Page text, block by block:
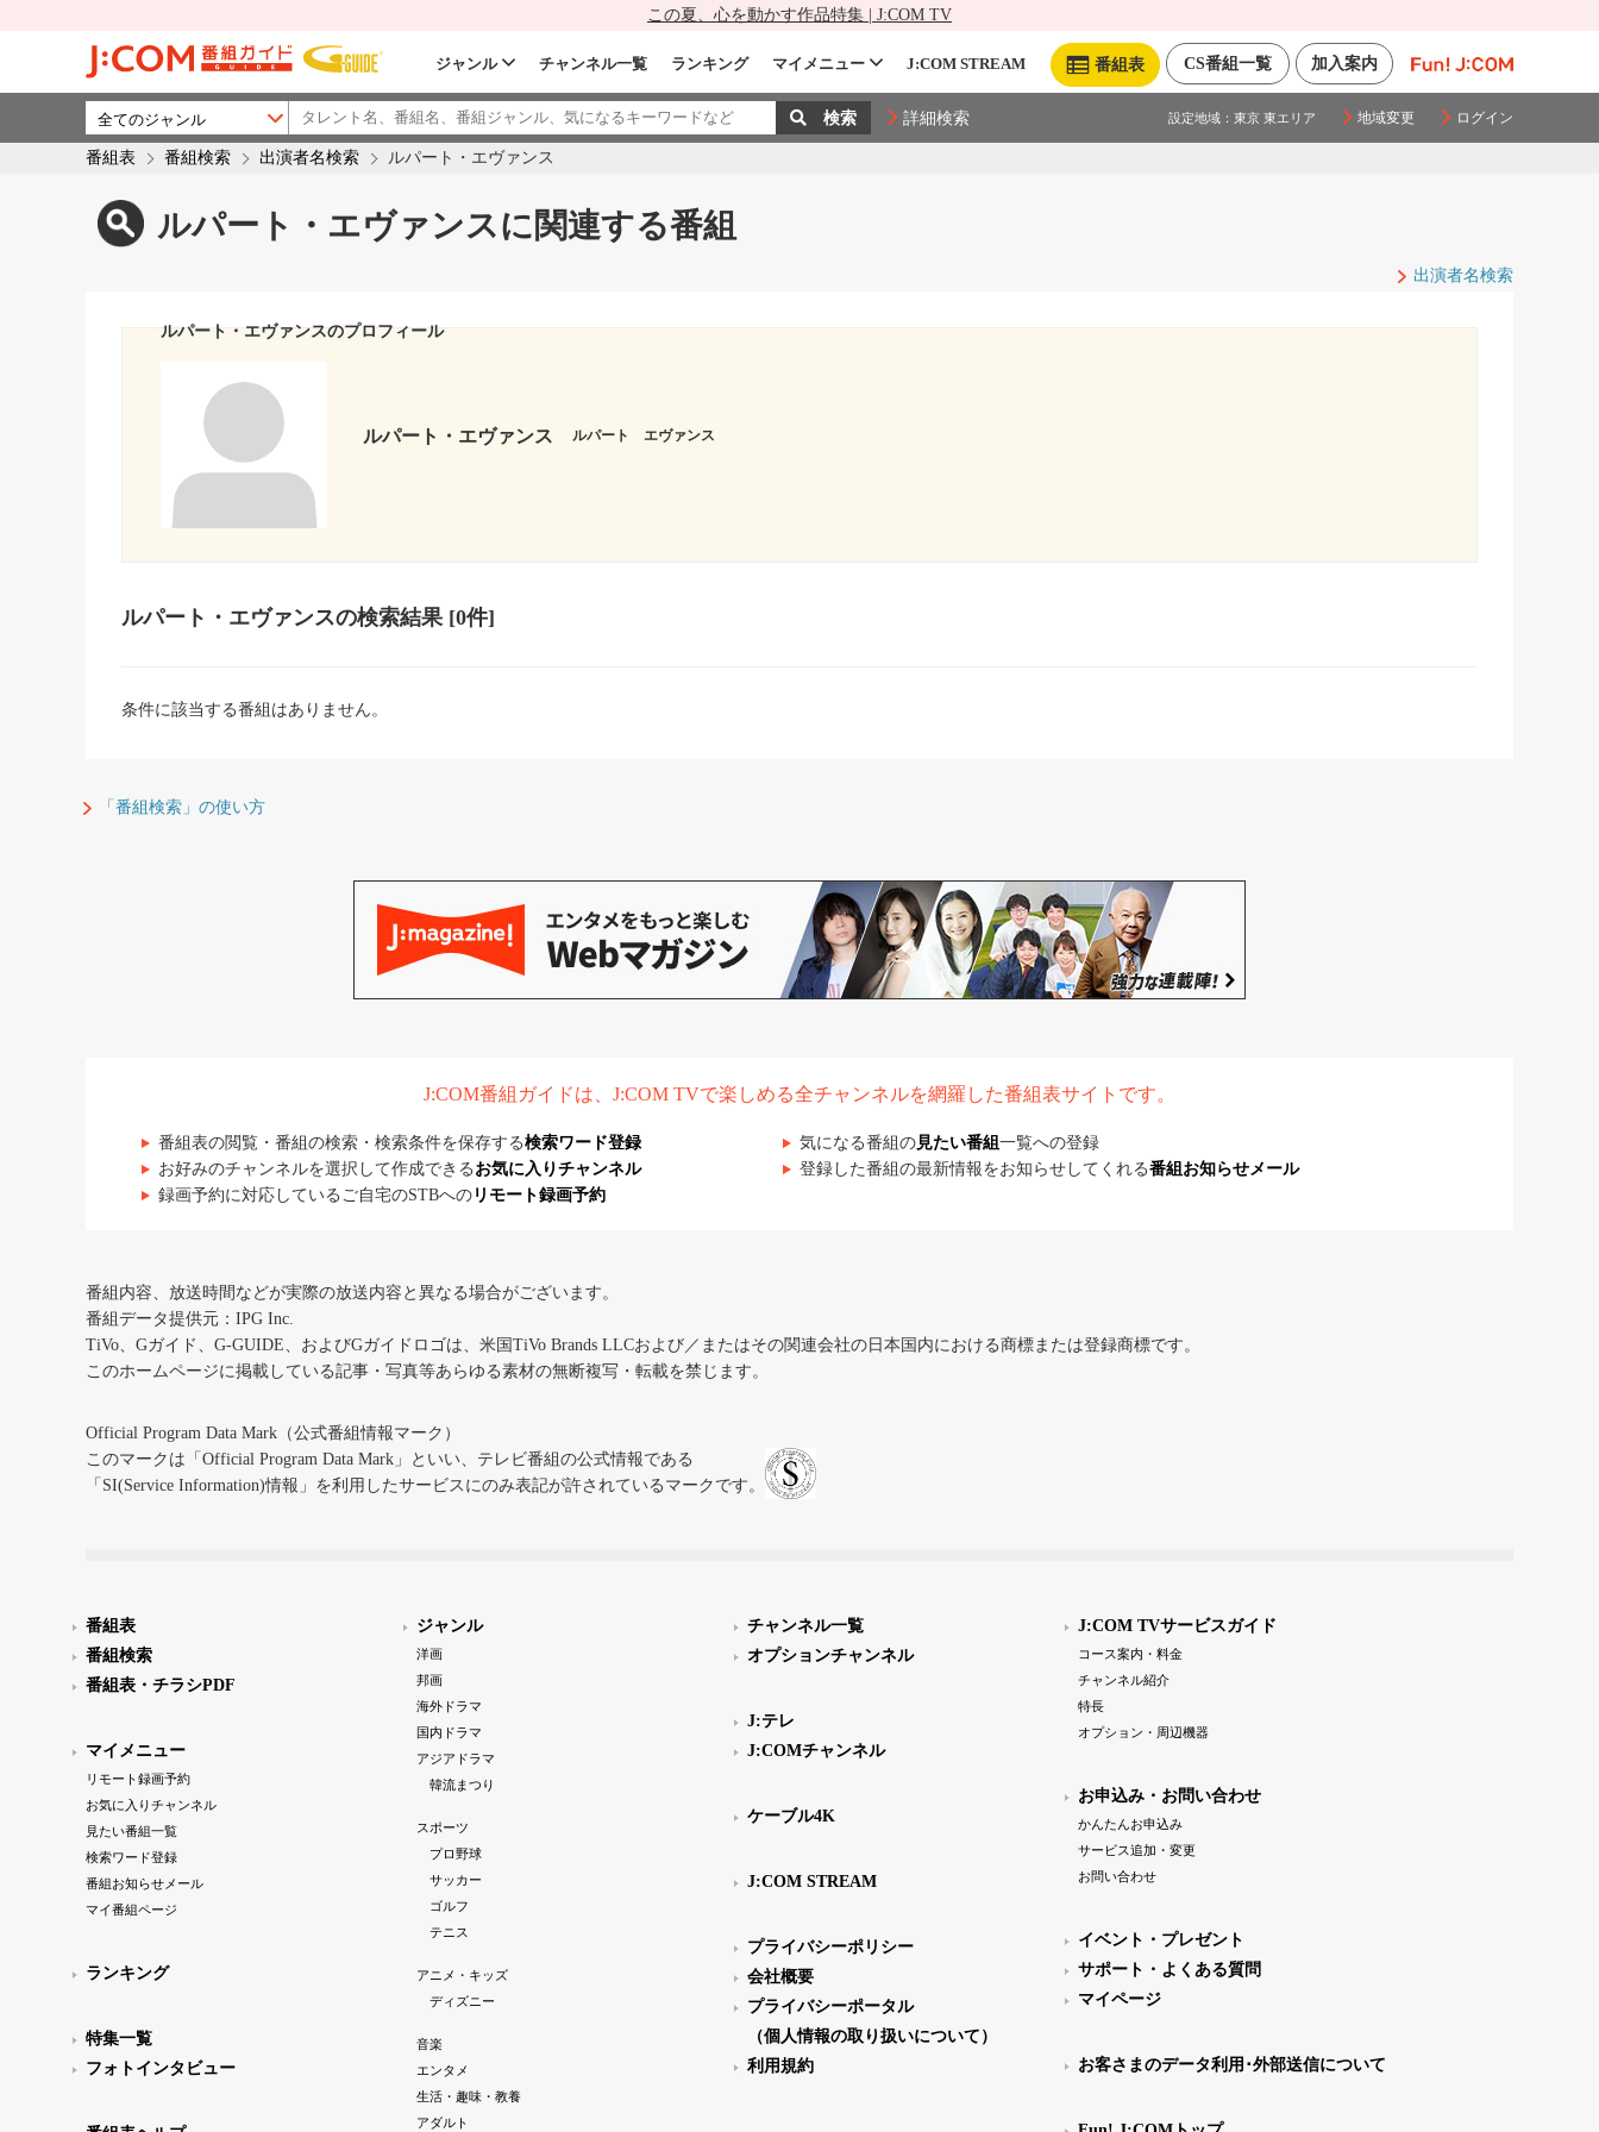
この夏、心を動かす作品特集 | J:COM TV
加入案内
CS番組一覧
番組表
ジャンル チャンネル一覧 ランキング マイメニュー J:COM STREAM
詳細検索 設定地域： 東京 東エリア 地域変更 ログイン
番組表 番組検索 出演者名検索 ルパート・エヴァンス
ルパート・エヴァンスに関連する番組
出演者名検索
ルパート・エヴァンスのプロフィール
ルパート・エヴァンス ルパート エヴァンス
ルパート・エヴァンスの検索結果[0件]
条件に該当する番組はありません。
「番組検索」の使い方
J:COM番組ガイドは、J:COM TVで楽しめる全チャンネルを網羅した番組表サイトです。
番組表の閲覧・番組の検索・検索条件を保存する検索ワード登録 気になる番組の見たい番組 一覧への登録
お好みのチャンネルを選択して作成できる お気に入りチャンネル 登録した番組の最新情報をお知らせしてくれる番組お知らせメール
録画予約に対応しているご自宅のSTBへの リモート録画予約
番組内容、放送時間などが実際の放送内容と異なる場合がございます。
番組データ提供元：IPG Inc.
TiVo、Gガイド、G-GUIDE、およびGガイドロゴは、米国TiVo Brands LLCおよび／またはその関連会社の日本国内における商標または登録商標です。
このホームページに掲載している記事・写真等あらゆる素材の無断複写・転載を禁じます。
Official Program Data Mark（公式番組情報マーク）
このマークは「Official Program Data Mark」といい、テレビ番組の公式情報である
「SI(Service Information)情報」を利用したサービスにのみ表記が許されているマークです。
番組表
番組検索
番組表・チラシPDF
マイメニュー
リモート録画予約
お気に入りチャンネル
見たい番組一覧
検索ワード登録
番組お知らせメール
マイ番組ページ
ランキング
特集一覧
フォトインタビュー
ジャンル
洋画
邦画
海外ドラマ
国内ドラマ
アジアドラマ
韓流まつり
スポーツ
プロ野球
サッカー
ゴルフ
テニス
アニメ・キッズ
ディズニー
音楽
エンタメ
生活・趣味・教養
アダルト
チャンネル一覧
オプションチャンネル
J:テレ
J:COMチャンネル
ケーブル4K
J:COM STREAM
プライバシーポリシー
会社概要
プライバシーポータル
（個人情報の取り扱いについて）
利用規約
J:COM TVサービスガイド
コース案内・料金
チャンネル紹介
特長
オプション・周辺機器
お申込み・お問い合わせ
かんたんお申込み
サービス追加・変更
お問い合わせ
イベント・プレゼント
サポート・よくある質問
マイページ
お客さまのデータ利用･外部送信について